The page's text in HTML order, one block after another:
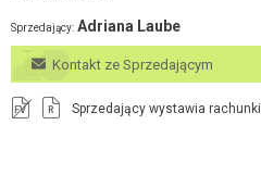
Sprzedający: Adriana Laube
Kontakt ze Sprzedającym
FV R Sprzedający wystawia rachunki